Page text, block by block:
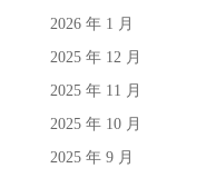
2026 年 1 月
2025 年 12 月
2025 年 11 月
2025 年 10 月
2025 年 9 月